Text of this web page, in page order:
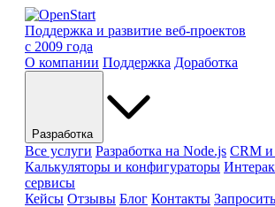
Поддержка и развитие веб-проектов
с 2009 года
О компании Поддержка Доработка
Разработка
Все услуги Разработка на Node.js CRM и
Калькуляторы и конфигураторы
сервисы
Кейсы Отзывы Блог Контакты